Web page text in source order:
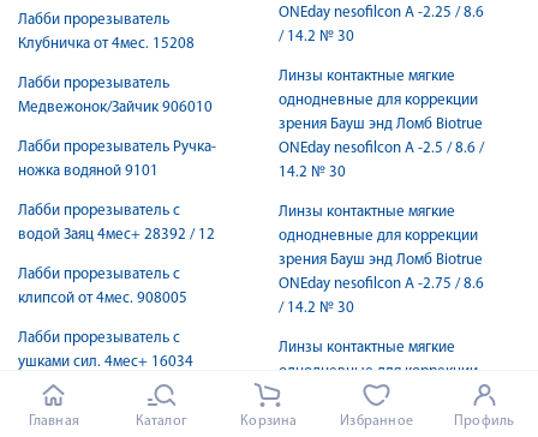
Лабби прорезыватель
Клубничка от 4мес. 15208
Лабби прорезыватель
Медвежонок/Зайчик 906010
Лабби прорезыватель Ручка-
ножка водяной 9101
Лабби прорезыватель с
водой Заяц 4мес+ 28392 / 12
Лабби прорезыватель с
клипсой от 4мес. 908005
Лабби прорезыватель с
ушками сил. 4мес+ 16034
Лабби прорезыватель
силикон от 4мес. 85204
ONEday nesofilcon A -2.25 / 8.6
/ 14.2 № 30
Линзы контактные мягкие
однодневные для коррекции
зрения Бауш энд Ломб Biotrue
ONEday nesofilcon A -2.5 / 8.6 /
14.2 № 30
Линзы контактные мягкие
однодневные для коррекции
зрения Бауш энд Ломб Biotrue
ONEday nesofilcon A -2.75 / 8.6
/ 14.2 № 30
Линзы контактные мягкие
однодневные для коррекции
зрения Бауш энд Ломб Biotrue
ONEday nesofilcon A -3.00 / 8.6
Главная Каталог Корзина Избранное Профиль